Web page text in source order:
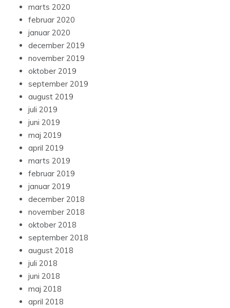
marts 2020
februar 2020
januar 2020
december 2019
november 2019
oktober 2019
september 2019
august 2019
juli 2019
juni 2019
maj 2019
april 2019
marts 2019
februar 2019
januar 2019
december 2018
november 2018
oktober 2018
september 2018
august 2018
juli 2018
juni 2018
maj 2018
april 2018